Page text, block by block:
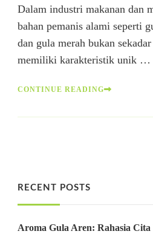
Dalam industri makanan dan
bahan pemanis alami seperti
dan gula merah bukan
memiliki karakteristik unik …
CONTINUE READING
RECENT POSTS
Aroma Gula Aren: Rahasia Cita